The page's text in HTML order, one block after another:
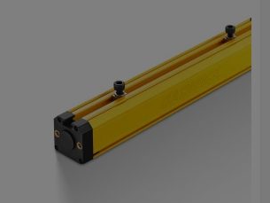
stabilní a spolehlivé řešení